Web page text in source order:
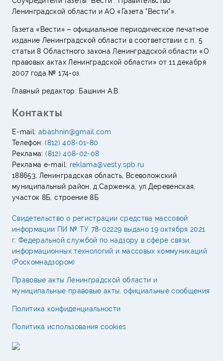
Ленинградской области и АО «Газета "Вести"».
Газета «Вести» – официальное периодическое печатное
издание Ленинградской области в соответствии с п. 5
статьи 8 Областного закона Ленинградской области «О
правовых актах Ленинградской области» от 11 декабря
2007 года № 174-оз.
Главный редактор: Башнин А.В.
Контакты
E-mail: abashnin@gmail.com
Телефон:(812) 408-01-80
Реклама:(812) 408-02-08
Реклама e-mail: reklama@vesty.spb.ru
188653, Ленинградская область, Всеволожский
муниципальный район, д.Сарженка, ул.Деревенская,
участок 8Б, строение 8Б
Свидетельство о регистрации средства массовой
информации ПИ № ТУ 78-02229 выдано 19 октября 2021
г. Федеральной службой по надзору в сфере связи,
информационных технологий и массовых коммуникаций
(Роскомнадзором)
Правовые акты Ленинградской области и
муниципальные правовые акты, официальные сообщения
Политика конфиденциальности
Политика использования cookies